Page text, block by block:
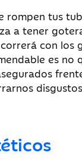
rompen tus
a tener
con los
es no